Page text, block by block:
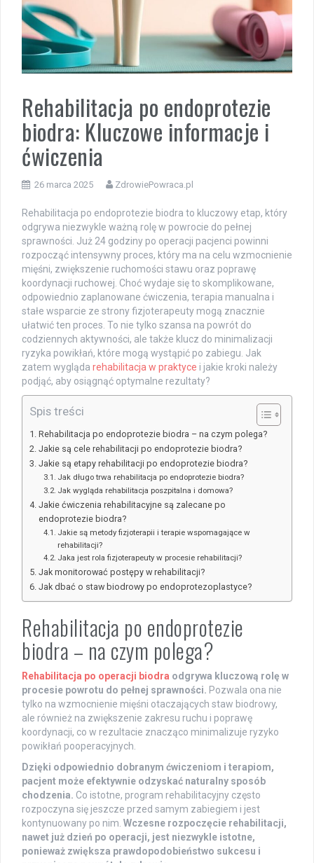
Rehabilitacja po endoprotezie
biodra: Kluczowe informacje i
ćwiczenia
26 marca 2025 ZdrowiePowraca.pl
Rehabilitacja po endoprotezie biodra to kluczowy etap, który
odgrywa niezwykle ważną rolę w powrocie do pełnej
sprawności. Już 24 godziny po operacji pacjenci powinni
rozpocząć intensywny proces, który ma na celu wzmocnienie
mięśni, zwiększenie ruchomości stawu oraz poprawę
koordynacji ruchowej. Choć wydaje się to skomplikowane,
odpowiednio zaplanowane ćwiczenia, terapia manualna i
stałe wsparcie ze strony fizjoterapeuty mogą znacznie
ułatwić ten proces. To nie tylko szansa na powrót do
codziennych aktywności, ale także klucz do minimalizacji
ryzyka powikłań, które mogą wystąpić po zabiegu. Jak
zatem wygląda rehabilitacja w praktyce i jakie kroki należy
podjąć, aby osiągnąć optymalne rezultaty?
Spis treści
Rehabilitacja po endoprotezie biodra – na czym polega?
Jakie są cele rehabilitacji po endoprotezie biodra?
Jakie są etapy rehabilitacji po endoprotezie biodra?
Jak długo trwa rehabilitacja po endoprotezie biodra?
Jak wygląda rehabilitacja poszpitalna i domowa?
Jakie ćwiczenia rehabilitacyjne są zalecane po
endoprotezie biodra?
Jakie są metody fizjoterapii i terapie wspomagające w
rehabilitacji?
Jaka jest rola fizjoterapeuty w procesie rehabilitacji?
Jak monitorować postępy w rehabilitacji?
Jak dbać o staw biodrowy po endoprotezoplastyce?
Rehabilitacja po endoprotezie
biodra – na czym polega?
Rehabilitacja po operacji biodra odgrywa kluczową rolę w
procesie powrotu do pełnej sprawności. Pozwala ona nie
tylko na wzmocnienie mięśni otaczających staw biodrowy,
ale również na zwiększenie zakresu ruchu i poprawę
koordynacji, co w rezultacie znacząco minimalizuje ryzyko
powikłań pooperacyjnych.
Dzięki odpowiednio dobranym ćwiczeniom i terapiom,
pacjent może efektywnie odzyskać naturalny sposób
chodzenia. Co istotne, program rehabilitacyjny często
rozpoczyna się jeszcze przed samym zabiegiem i jest
kontynuowany po nim. Wczesne rozpoczęcie rehabilitacji,
nawet już dzień po operacji, jest niezwykle istotne,
ponieważ zwiększa prawdopodobieństwo sukcesu i